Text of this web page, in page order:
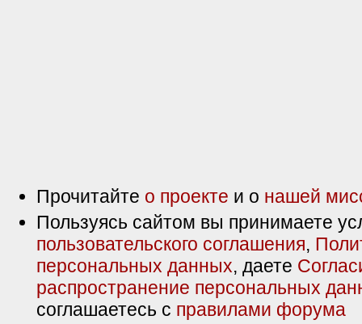
Прочитайте о проекте и о нашей
Пользуясь сайтом вы принимаете
пользовательского соглашения,
персональных данных, даете
распространение персональных
соглашаетесь с правилами форума